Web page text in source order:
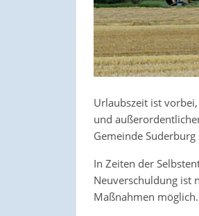
Urlaubszeit ist
und
Gemeinde Suderburg
In Zeiten der
Neuverschuldung ist
Maßnahmen